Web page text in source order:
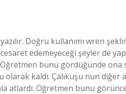
Doğru kullanımı wren
edemeyeceği şeyler de
bunu gördüğünde ona
olarak kaldı. Çalıkuşu nun diğer
atlardı. Öğretmen bunu